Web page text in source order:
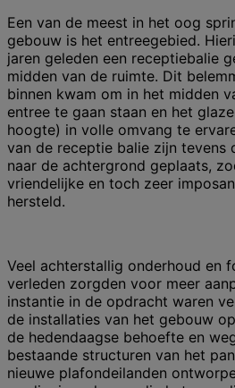
Een van de meest in het oog
gebouw is het entreegebied.
jaren geleden een receptiebalie
midden van de ruimte. Dit
binnen kwam om in het midden
entree te gaan staan en het
hoogte) in volle omvang te
van de receptie balie zijn tevens
naar de achtergrond geplaats,
vriendelijke en toch zeer
hersteld.
Veel achterstallig onderhoud en
verleden zorgden voor meer
instantie in de opdracht waren
de installaties van het gebouw
de hedendaagse behoefte en
bestaande structuren van het
nieuwe plafondeilanden